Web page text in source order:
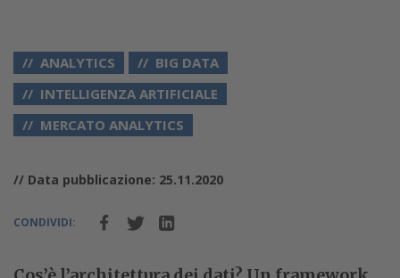
ANALYTICS
BIG DATA
INTELLIGENZA ARTIFICIALE
MERCATO ANALYTICS
// Data pubblicazione: 25.11.2020
CONDIVIDI: